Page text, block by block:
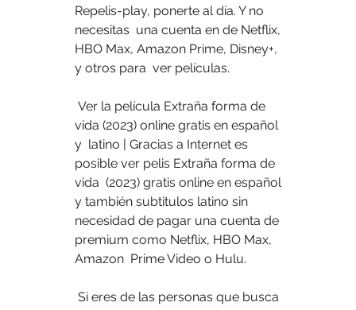
Repelis-play, ponerte al día. Y no
necesitas  una cuenta en de Netflix,
HBO Max, Amazon Prime, Disney+,
y otros para  ver películas.
vida (2023) online gratis en español
y  latino | Gracias a Internet es
posible ver pelis Extraña forma de
vida  (2023) gratis online en español
y también subtitulos latino sin
necesidad de pagar una cuenta de
premium como Netflix, HBO Max,
Amazon  Prime Video o Hulu.